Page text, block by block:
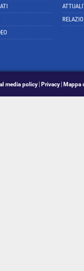
media policy Privacy Mappa